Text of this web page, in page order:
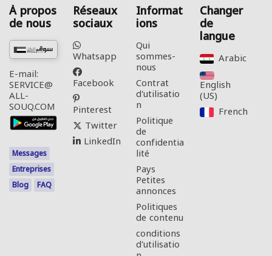
À propos
de nous
E-mail:
SERVICE@
ALL-
SOUQ.COM
Messages
Entreprises
Blog
FAQ
Réseaux
sociaux
Whatsapp
Facebook
Pinterest
Twitter
LinkedIn
Informat
ions
Qui
sommes-
nous
Contrat
d'utilisatio
n
Politique
de
confidentia
lité
Pays
Petites
annonces
Politiques
de contenu
conditions
d'utilisatio
Changer
de
langue
Arabic‎
English
(US)‎
French‎